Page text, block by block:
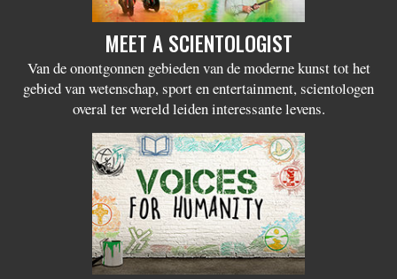
MEET A SCIENTOLOGIST
Van de onontgonnen gebieden van de moderne kunst tot het
gebied van wetenschap, sport en entertainment, scientologen
overal ter wereld leiden interessante levens.